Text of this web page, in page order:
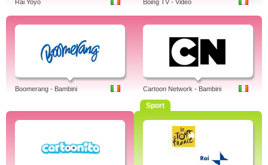
Rai Yoyo Boing TV - Video
Boomerang - Bambini Cartoon Network - Bambini
Sport